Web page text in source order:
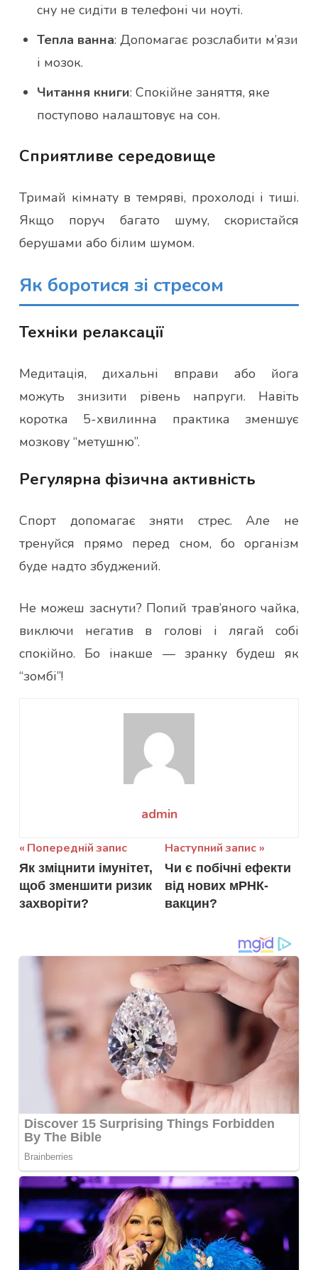
сну не сидіти в телефоні чи ноуті.
Тепла ванна: Допомагає розслабити м’язи
і мозок.
Читання книги: Спокійне заняття, яке
поступово налаштовує на сон.
Сприятливе середовище
Тримай кімнату в темряві, прохолоді і тиші.
Якщо поруч багато шуму, скористайся
берушами або білим шумом.
Як боротися зі стресом
Техніки релаксації
Медитація, дихальні вправи або йога
можуть знизити рівень напруги. Навіть
коротка 5-хвилинна практика зменшує
мозкову “метушню”.
Регулярна фізична активність
Спорт допомагає зняти стрес. Але не
тренуйся прямо перед сном, бо організм
буде надто збуджений.
Не можеш заснути? Попий трав’яного чайка,
виключи негатив в голові і лягай собі
спокійно. Бо інакше — зранку будеш як
“зомбі”!
admin
Навігація
записів
Попередній запис
Як зміцнити імунітет,
щоб зменшити ризик
захворіти?
Наступний запис
Чи є побічні ефекти
від нових мРНК-
вакцин?